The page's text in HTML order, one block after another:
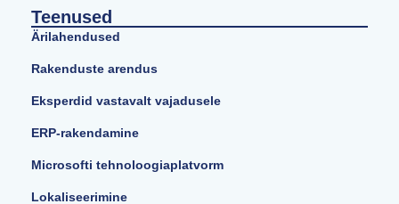
Teenused
Ärilahendused
Rakenduste arendus
Eksperdid vastavalt vajadusele
ERP-rakendamine
Microsofti tehnoloogiaplatvorm
Lokaliseerimine